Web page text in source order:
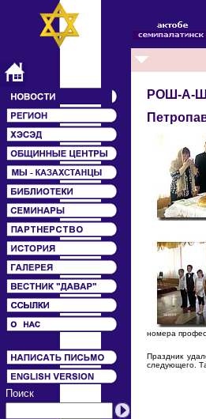
Поиск
РОШ-А-
номера
Праздник
следующего.